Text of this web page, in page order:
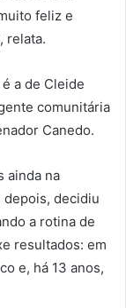
feliz e
relata.
a de Cleide
comunitária
Canedo.
ainda na
depois, decidiu
a rotina de
resultados: em
e, há 13 anos,